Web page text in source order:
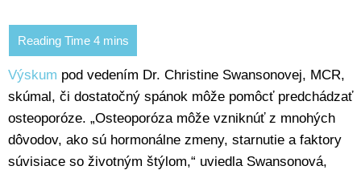
Výskum pod vedením Dr. Christine Swansonovej, MCR,
skúmal, či dostatočný spánok môže pomôcť predchádzať
osteoporóze. „Osteoporóza môže vzniknúť z mnohých
dôvodov, ako sú hormonálne zmeny, starnutie a faktory
súvisiace so životným štýlom,“ uviedla Swansonová,